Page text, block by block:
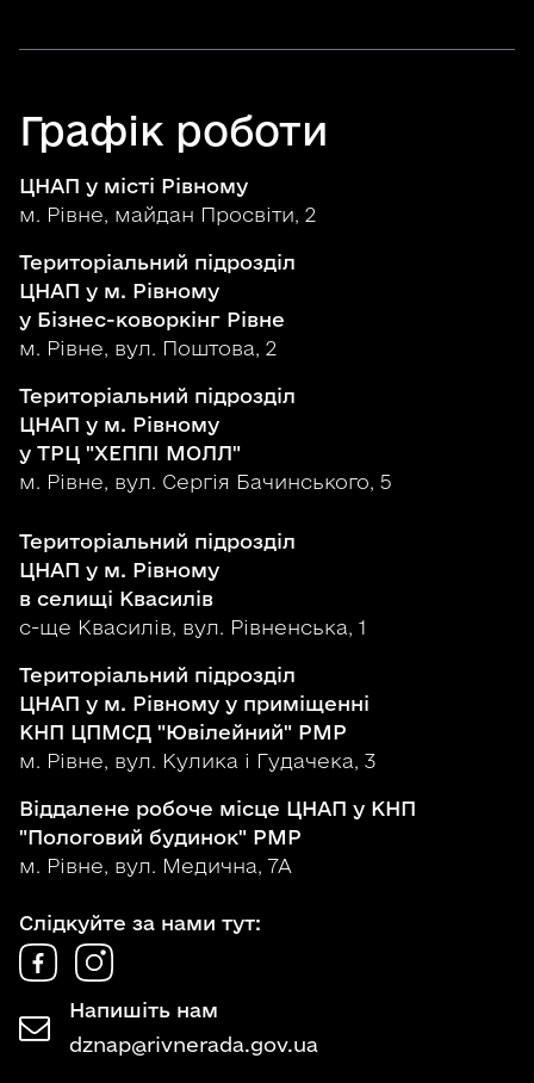
Графік роботи
ЦНАП у місті Рівному
м. Рівне, майдан Просвіти, 2
Територіальний підрозділ
ЦНАП у м. Рівному
у Бізнес-коворкінг Рівне
м. Рівне, вул. Поштова, 2
Територіальний підрозділ
ЦНАП у м. Рівному
у ТРЦ "ХЕППІ МОЛЛ"
м. Рівне, вул. Сергія Бачинського, 5
Територіальний підрозділ
ЦНАП у м. Рівному
в селищі Квасилів
с-ще Квасилів, вул. Рівненська, 1
Територіальний підрозділ
ЦНАП у м. Рівному у приміщенні
КНП ЦПМСД "Ювілейний" РМР
м. Рівне, вул. Кулика і Гудачека, 3
Віддалене робоче місце ЦНАП у КНП
"Пологовий будинок" РМР
м. Рівне, вул. Медична, 7А
Слідкуйте за нами тут:
Напишіть нам
dznap@rivnerada.gov.ua